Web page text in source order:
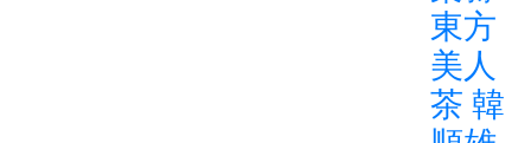
東方
美人
茶 韓